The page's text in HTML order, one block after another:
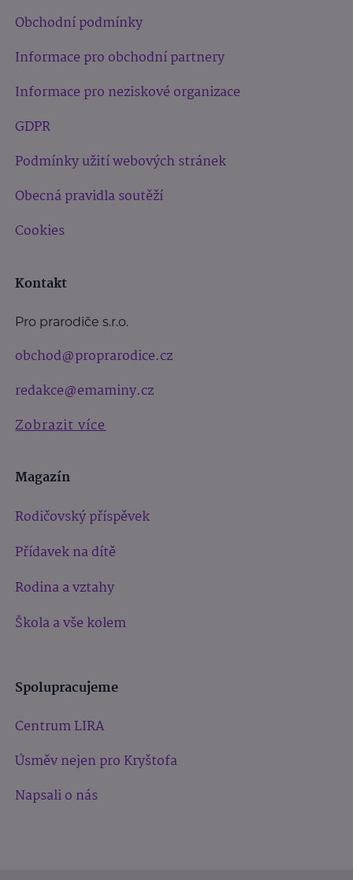
Obchodní podmínky
Informace pro obchodní partnery
Informace pro neziskové organizace
GDPR
Podmínky užití webových stránek
Obecná pravidla soutěží
Cookies
Kontakt
Pro prarodiče s.r.o.
obchod@proprarodice.cz
redakce@emaminy.cz
Zobrazit více
Magazín
Rodičovský příspěvek
Přídavek na dítě
Rodina a vztahy
Škola a vše kolem
Spolupracujeme
Centrum LIRA
Úsměv nejen pro Kryštofa
Napsali o nás